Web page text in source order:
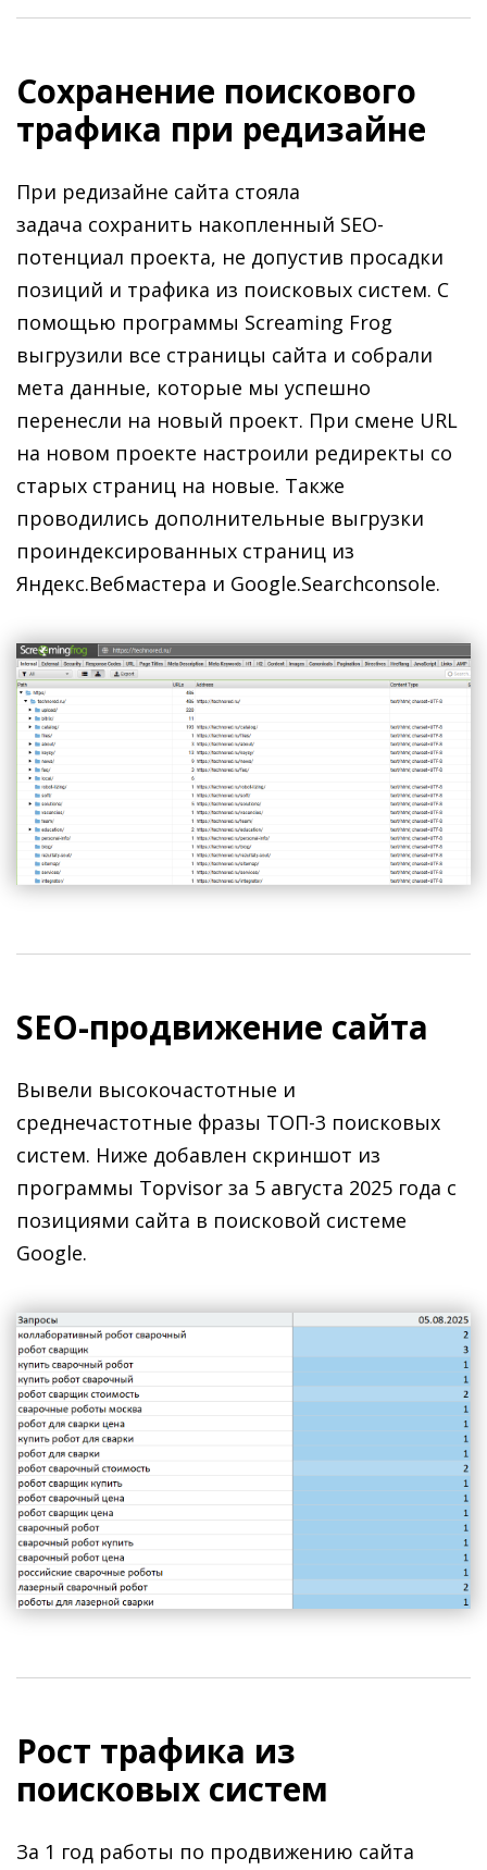
Сохранение поискового
трафика при редизайне
При редизайне сайта стояла
задача сохранить накопленный SEO-
потенциал проекта, не допустив просадки
позиций и трафика из поисковых систем. С
помощью программы Screaming Frog
выгрузили все страницы сайта и собрали
мета данные, которые мы успешно
перенесли на новый проект. При смене URL
на новом проекте настроили редиректы со
старых страниц на новые. Также
проводились дополнительные выгрузки
проиндексированных страниц из
Яндекс.Вебмастера и Google.Searchconsole.
SEO-продвижение сайта
Вывели высокочастотные и
среднечастотные фразы ТОП-3 поисковых
систем. Ниже добавлен скриншот из
программы Topvisor за 5 августа 2025 года с
позициями сайта в поисковой системе
Google.
Рост трафика из
поисковых систем
За 1 год работы по продвижению сайта